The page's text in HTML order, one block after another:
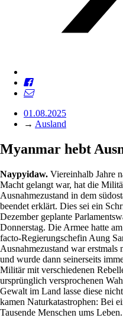
01.08.2025
→ Ausland
Myanmar hebt
Naypyidaw. Viereinhalb Jahre
Macht gelangt war, hat die
Ausnahmezustand in dem
beendet erklärt. Dies sei ein
Dezember geplante
Donnerstag. Die Armee hatte
facto-Regierungschefin Aung
Ausnahmezustand war
und wurde dann seinerseits
Militär mit verschiedenen
ursprünglich versprochenen
Gewalt im Land lasse diese
kamen Naturkatastrophen: Bei
Tausende Menschen ums